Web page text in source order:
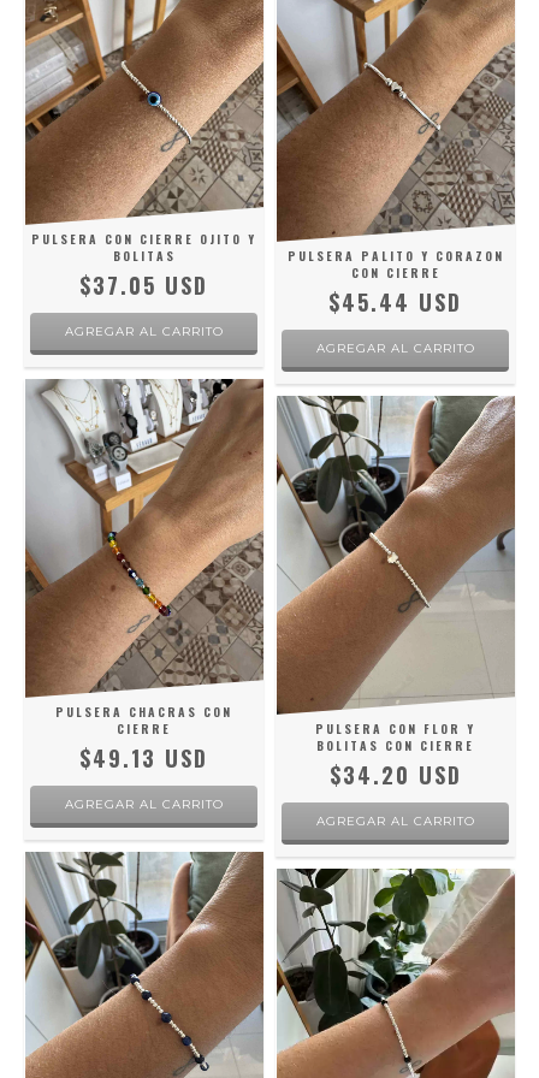
PULSERA CON CIERRE OJITO Y
BOLITAS
$37.05 USD
PULSERA PALITO Y CORAZON
CON CIERRE
$45.44 USD
PULSERA CHACRAS CON
CIERRE
$49.13 USD
PULSERA CON FLOR Y
BOLITAS CON CIERRE
$34.20 USD